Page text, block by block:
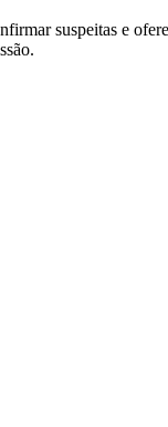
suspeitas e